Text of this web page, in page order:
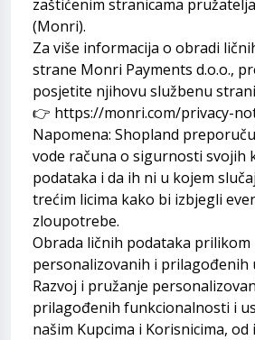
zaštićenim stranicama
(Monri).
Za više informacija o obradi
strane Monri Payments d.o.o.,
posjetite njihovu službenu
👉 https://monri.com/privacy-
Napomena: Shopland
vode računa o sigurnosti svojih
podataka i da ih ni u kojem
trećim licima kako bi izbjegli
zloupotrebe.
Obrada ličnih podataka prilikom
personalizovanih i prilagođenih
Razvoj i pružanje
prilagođenih funkcionalnosti i
našim Kupcima i Korisnicima, od